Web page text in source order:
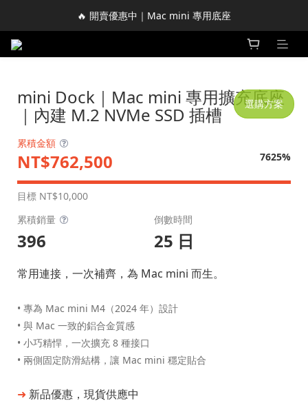
🔥 開賣優惠中｜Mac mini 專用底座
mini Dock｜Mac mini 專用擴充底座
｜內建 M.2 NVMe SSD 插槽
累積金額
NT$762,500 7625%
目標 NT$10,000
累積銷量
396
倒數時間
25 日
常用連接，一次補齊，為 Mac mini 而生。
• 專為 Mac mini M4（2024 年）設計
• 與 Mac 一致的鋁合金質感
• 小巧精悍，一次擴充 8 種接口
• 兩側固定防滑結構，讓 Mac mini 穩定貼合
➜ 新品優惠，現貨供應中
選購方案